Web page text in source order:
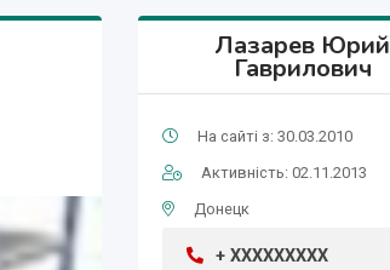
Лазарев Юрий
Гаврилович
На сайті з: 30.03.2010
Активність: 02.11.2013
Донецк
+ XXXXXXXXX